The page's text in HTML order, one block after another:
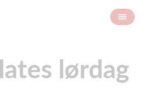
lørdag